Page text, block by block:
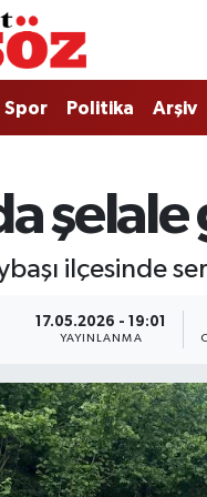
Spor Politika Arşiv
ilçesinde
17.05.2026 - 19:01
YAYINLANMA